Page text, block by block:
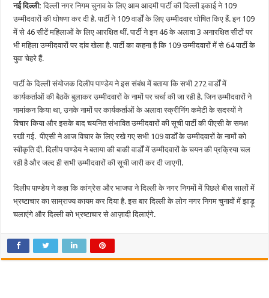
आदमी
पार्टी
ने
जारी
109
64
युवा
चेहरे,
देखें
सूची
नई दिल्ली: दिल्ली नगर निगम चुनाव के लिए आम आदमी पार्टी की दिल्ली इकाई ने 109
उम्मीदवारों की घोषणा कर दी है. पार्टी ने 109 वार्डों के लिए उम्मीदवार घोषित किए हैं. इन 109
में से 46 सीटें महिलाओं के लिए आरक्षित थीं. पार्टी ने इन 46 के अलावा 3 अनारक्षित सीटों पर
भी महिला उम्मीदवारों पर दांव खेला है. पार्टी का कहना है कि 109 उम्मीदवारों में से 64 पार्टी के
युवा चेहरे हैं.
पार्टी के दिल्ली संयोजक दिलीप पाण्डेय ने इस संबंध में बताया कि सभी 272 वार्डों में
कार्यकर्ताओं की बैठकें बुलाकर उम्मीदवारों के नामों पर चर्चा की जा रही है. जिन उम्मीदवारों ने
नामांकन किया था, उनके नामों पर कार्यकर्ताओं के अलावा स्क्रीनिंग कमेटी के सदस्यों ने
विचार किया और इसके बाद चयनित संभावित उम्मीदवारों की सूची पार्टी की पीएसी के समक्ष
रखी गई. पीएसी ने आज विचार के लिए रखे गए सभी 109 वार्डों के उम्मीदवारों के नामों को
स्वीकृति दी. दिलीप पाण्डेय ने बताया की बाकी वार्डों में उम्मीदवारों के चयन की प्रक्रिया चल
रही है और जल्द ही सभी उम्मीदवारों की सूची जारी कर दी जाएगी.
दिलीप पाण्डेय ने कहा कि कांग्रेस और भाजपा ने दिल्ली के नगर निगमों में पिछले बीस सालों में
भ्रष्टाचार का साम्राज्य कायम कर दिया है. इस बार दिल्ली के लोग नगर निगम चुनावों में झाड़ू
चलाएंगे और दिल्ली को भ्रष्टाचार से आज़ादी दिलाएंगे.